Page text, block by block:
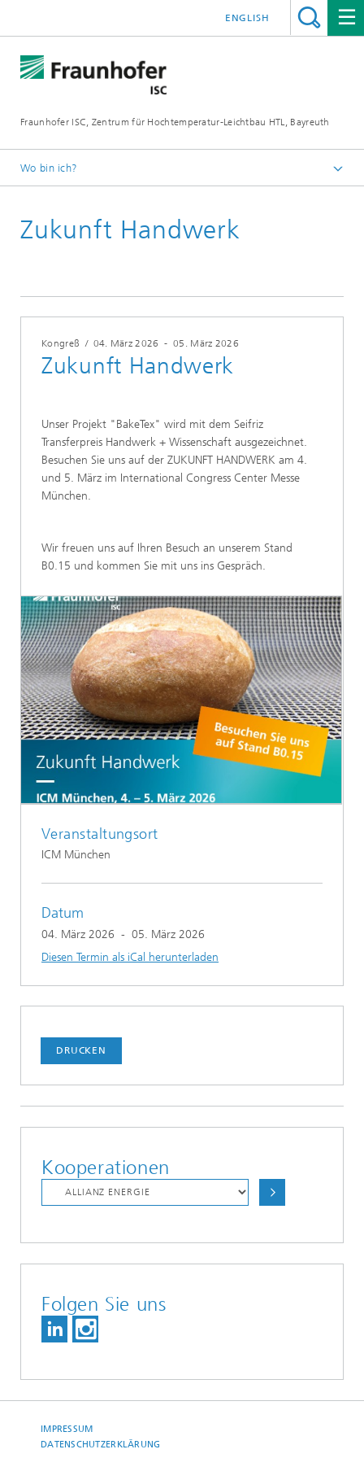
Fraunhofer ISC, Zentrum für Hochtemperatur-Leichtbau HTL, Bayreuth
ENGLISH
Wo bin ich?
Über uns
Zukunft Handwerk
Kongreß / 04. März 2026 -05. März 2026
Zukunft Handwerk
Unser Projekt "BakeTex" wird mit dem Seifriz
Transferpreis Handwerk + Wissenschaft ausgezeichnet.
Besuchen Sie uns auf der ZUKUNFT HANDWERK am 4.
und 5. März im International Congress Center Messe
München.
Wir freuen uns auf Ihren Besuch an unserem Stand
B0.15 und kommen Sie mit uns ins Gespräch.
Veranstaltungsort
ICM München
Datum
04. März 2026 - 05. März 2026
Diesen Termin als iCal herunterladen
DRUCKEN
Kooperationen
Folgen Sie uns
IMPRESSUM
DATENSCHUTZERKLÄRUNG